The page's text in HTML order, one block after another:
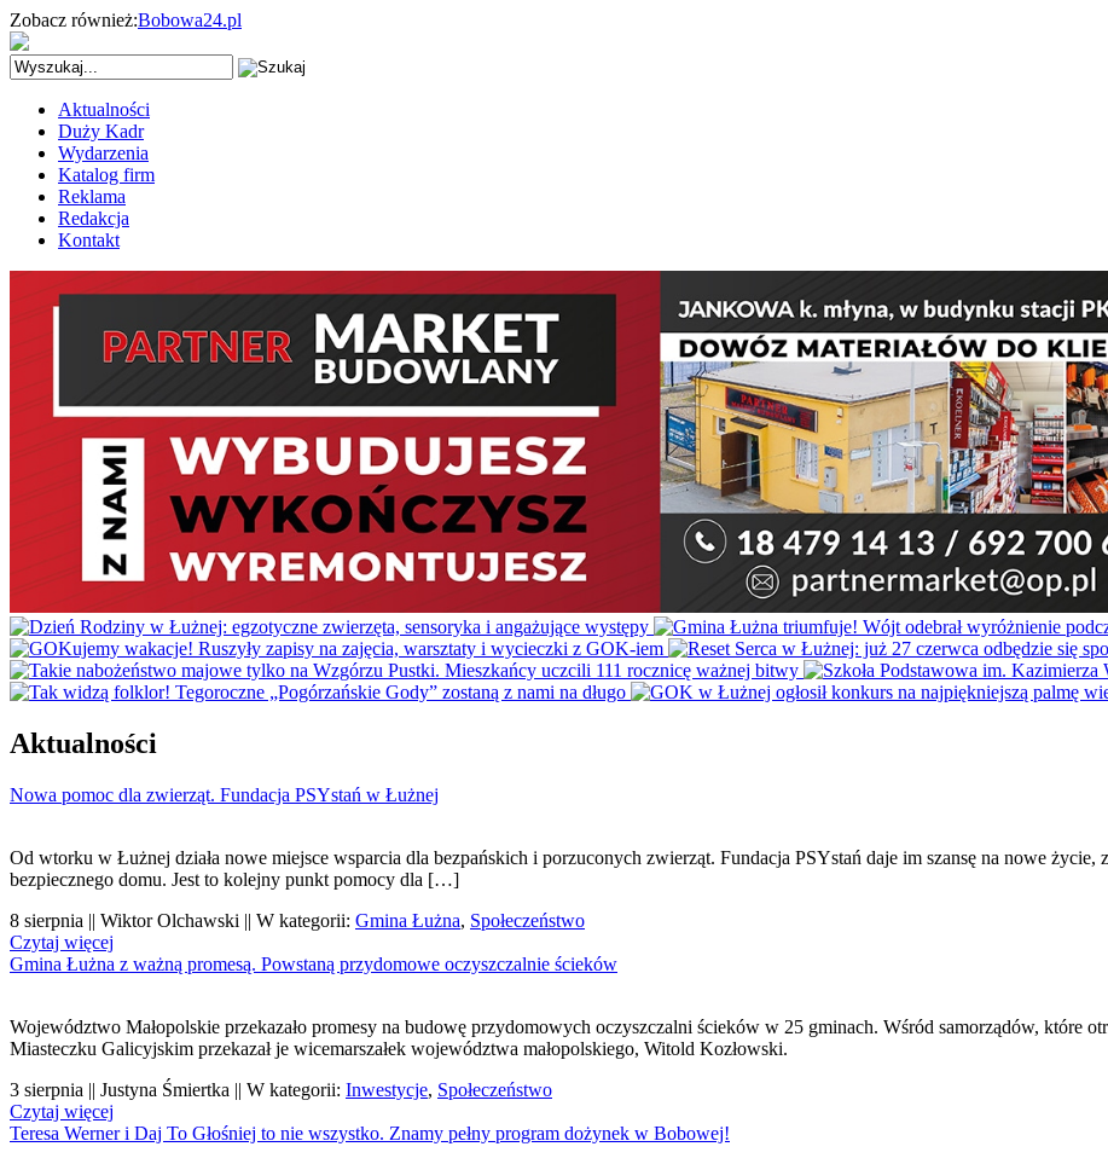
Zobacz również:Bobowa24.pl
Aktualności
Duży Kadr
Wydarzenia
Katalog firm
Reklama
Redakcja
Kontakt
Aktualności
Nowa pomoc dla zwierząt. Fundacja PSYstań w Łużnej
Od wtorku w Łużnej działa nowe miejsce wsparcia dla bezpańskich i porzuconych zwierząt. Fundacja PSYstań daje im szansę na nowe życie,
bezpiecznego domu. Jest to kolejny punkt pomocy dla […]
8 sierpnia || Wiktor Olchawski || W kategorii: Gmina Łużna, Społeczeństwo
Czytaj więcej
Gmina Łużna z ważną promesą. Powstaną przydomowe oczyszczalnie ścieków
Województwo Małopolskie przekazało promesy na budowę przydomowych oczyszczalni ścieków w 25 gminach. Wśród samorządów, które
Miasteczku Galicyjskim przekazał je wicemarszałek województwa małopolskiego, Witold Kozłowski.
3 sierpnia || Justyna Śmiertka || W kategorii: Inwestycje, Społeczeństwo
Czytaj więcej
Teresa Werner i Daj To Głośniej to nie wszystko. Znamy pełny program dożynek w Bobowej!